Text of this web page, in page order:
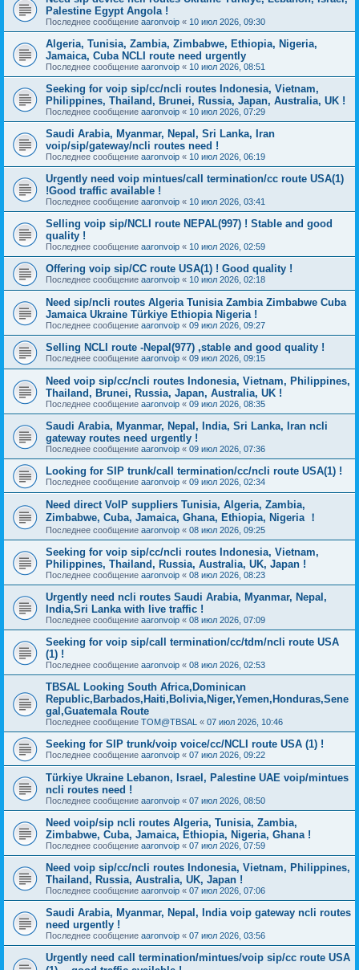
Palestine Egypt Angola !
Последнее сообщение aaronvoip « 10 июл 2026, 09:30
Algeria, Tunisia, Zambia, Zimbabwe, Ethiopia, Nigeria,
Jamaica, Cuba NCLI route need urgently
Последнее сообщение aaronvoip « 10 июл 2026, 08:51
Seeking for voip sip/cc/ncli routes Indonesia, Vietnam,
Philippines, Thailand, Brunei, Russia, Japan, Australia, UK !
Последнее сообщение aaronvoip « 10 июл 2026, 07:29
Saudi Arabia, Myanmar, Nepal, Sri Lanka, Iran
voip/sip/gateway/ncli routes need !
Последнее сообщение aaronvoip « 10 июл 2026, 06:19
Urgently need voip mintues/call termination/cc route USA(1)
!Good traffic available !
Последнее сообщение aaronvoip « 10 июл 2026, 03:41
Selling voip sip/NCLI route NEPAL(997) ! Stable and good
quality !
Последнее сообщение aaronvoip « 10 июл 2026, 02:59
Offering voip sip/CC route USA(1) ! Good quality !
Последнее сообщение aaronvoip « 10 июл 2026, 02:18
Need sip/ncli routes Algeria Tunisia Zambia Zimbabwe Cuba
Jamaica Ukraine Türkiye Ethiopia Nigeria !
Последнее сообщение aaronvoip « 09 июл 2026, 09:27
Selling NCLI route -Nepal(977) ,stable and good quality !
Последнее сообщение aaronvoip « 09 июл 2026, 09:15
Need voip sip/cc/ncli routes Indonesia, Vietnam, Philippines,
Thailand, Brunei, Russia, Japan, Australia, UK !
Последнее сообщение aaronvoip « 09 июл 2026, 08:35
Saudi Arabia, Myanmar, Nepal, India, Sri Lanka, Iran ncli
gateway routes need urgently !
Последнее сообщение aaronvoip « 09 июл 2026, 07:36
Looking for SIP trunk/call termination/cc/ncli route USA(1) !
Последнее сообщение aaronvoip « 09 июл 2026, 02:34
Need direct VoIP suppliers Tunisia, Algeria, Zambia,
Zimbabwe, Cuba, Jamaica, Ghana, Ethiopia, Nigeria ！
Последнее сообщение aaronvoip « 08 июл 2026, 09:25
Seeking for voip sip/cc/ncli routes Indonesia, Vietnam,
Philippines, Thailand, Russia, Australia, UK, Japan !
Последнее сообщение aaronvoip « 08 июл 2026, 08:23
Urgently need ncli routes Saudi Arabia, Myanmar, Nepal,
India,Sri Lanka with live traffic !
Последнее сообщение aaronvoip « 08 июл 2026, 07:09
Seeking for voip sip/call termination/cc/tdm/ncli route USA
(1) !
Последнее сообщение aaronvoip « 08 июл 2026, 02:53
TBSAL Looking South Africa,Dominican
Republic,Barbados,Haiti,Bolivia,Niger,Yemen,Honduras,Sene
gal,Guatemala Route
Последнее сообщение TOM@TBSAL « 07 июл 2026, 10:46
Seeking for SIP trunk/voip voice/cc/NCLI route USA (1) !
Последнее сообщение aaronvoip « 07 июл 2026, 09:22
Türkiye Ukraine Lebanon, Israel, Palestine UAE voip/mintues
ncli routes need !
Последнее сообщение aaronvoip « 07 июл 2026, 08:50
Need voip/sip ncli routes Algeria, Tunisia, Zambia,
Zimbabwe, Cuba, Jamaica, Ethiopia, Nigeria, Ghana !
Последнее сообщение aaronvoip « 07 июл 2026, 07:59
Need voip sip/cc/ncli routes Indonesia, Vietnam, Philippines,
Thailand, Russia, Australia, UK, Japan !
Последнее сообщение aaronvoip « 07 июл 2026, 07:06
Saudi Arabia, Myanmar, Nepal, India voip gateway ncli routes
need urgently !
Последнее сообщение aaronvoip « 07 июл 2026, 03:56
Urgently need call termination/mintues/voip sip/cc route USA